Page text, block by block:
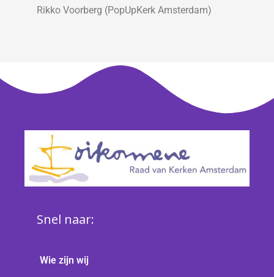
Rikko Voorberg (PopUpKerk Amsterdam)
Snel naar:
Wie zijn wij